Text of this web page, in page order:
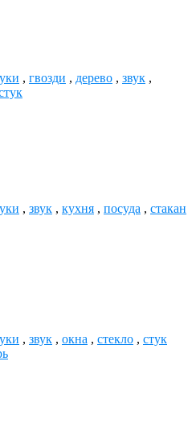
, гвозди , дерево , звук ,
, звук , кухня , посуда , стакан
, звук , окна , стекло , стук